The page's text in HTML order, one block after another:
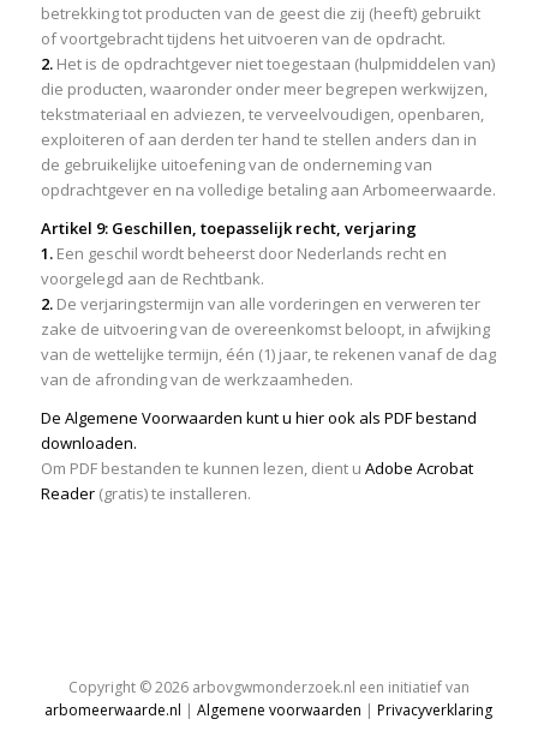
betrekking tot producten van de geest die zij (heeft) gebruikt
of voortgebracht tijdens het uitvoeren van de opdracht.
2.Het is de opdrachtgever niet toegestaan (hulpmiddelen van)
die producten, waaronder onder meer begrepen werkwijzen,
tekstmateriaal en adviezen, te verveelvoudigen, openbaren,
exploiteren of aan derden ter hand te stellen anders dan in
de gebruikelijke uitoefening van de onderneming van
opdrachtgever en na volledige betaling aan Arbomeerwaarde.
Artikel 9: Geschillen, toepasselijk recht, verjaring
1.Een geschil wordt beheerst door Nederlands recht en
voorgelegd aan de Rechtbank.
2.De verjaringstermijn van alle vorderingen en verweren ter
zake de uitvoering van de overeenkomst beloopt, in afwijking
van de wettelijke termijn, één (1) jaar, te rekenen vanaf de dag
van de afronding van de werkzaamheden.
De Algemene Voorwaarden kunt u hier ook als PDF bestand
downloaden.
Om PDF bestanden te kunnen lezen, dient u Adobe Acrobat
Reader(gratis) te installeren.
Copyright © 2026 arbovgwmonderzoek.nl een initiatief van
arbomeerwaarde.nl |Algemene voorwaarden |Privacyverklaring